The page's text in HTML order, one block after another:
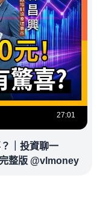
27:01
｜投資聊一
整版 @vlmoney